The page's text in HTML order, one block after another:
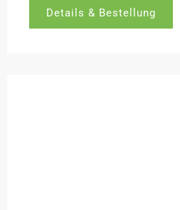
Details & Bestellung